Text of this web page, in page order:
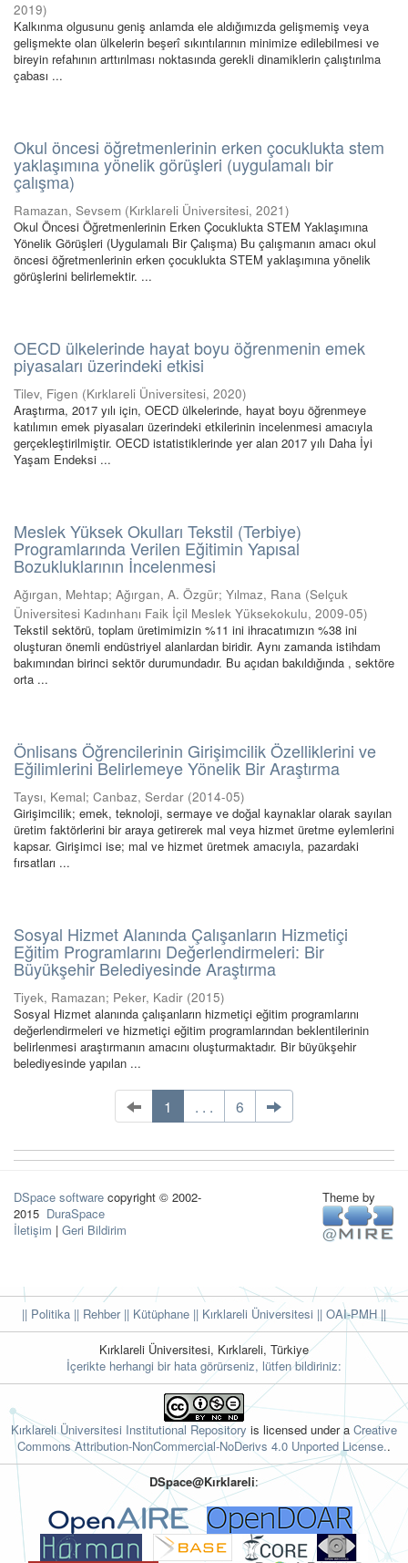
2019)
Kalkınma olgusunu geniş anlamda ele aldığımızda gelişmemiş veya
gelişmekte olan ülkelerin beşerî sıkıntılarının minimize edilebilmesi ve
bireyin refahının arttırılması noktasında gerekli dinamiklerin çalıştırılma
çabası ...
Okul öncesi öğretmenlerinin erken çocuklukta stem
yaklaşımına yönelik görüşleri (uygulamalı bir
çalışma)
Ramazan, Sevsem (Kırklareli Üniversitesi, 2021)
Okul Öncesi Öğretmenlerinin Erken Çocuklukta STEM Yaklaşımına
Yönelik Görüşleri (Uygulamalı Bir Çalışma) Bu çalışmanın amacı okul
öncesi öğretmenlerinin erken çocuklukta STEM yaklaşımına yönelik
görüşlerini belirlemektir. ...
OECD ülkelerinde hayat boyu öğrenmenin emek
piyasaları üzerindeki etkisi
Tilev, Figen (Kırklareli Üniversitesi, 2020)
Araştırma, 2017 yılı için, OECD ülkelerinde, hayat boyu öğrenmeye
katılımın emek piyasaları üzerindeki etkilerinin incelenmesi amacıyla
gerçekleştirilmiştir. OECD istatistiklerinde yer alan 2017 yılı Daha İyi
Yaşam Endeksi ...
Meslek Yüksek Okulları Tekstil (Terbiye)
Programlarında Verilen Eğitimin Yapısal
Bozukluklarının İncelenmesi
Ağırgan, Mehtap; Ağırgan, A. Özgür; Yılmaz, Rana (Selçuk
Üniversitesi Kadınhanı Faik İçil Meslek Yüksekokulu, 2009-05)
Tekstil sektörü, toplam üretimimizin %11 ini ihracatımızın %38 ini
oluşturan önemli endüstriyel alanlardan biridir. Aynı zamanda istihdam
bakımından birinci sektör durumundadır. Bu açıdan bakıldığında , sektöre
orta ...
Önlisans Öğrencilerinin Girişimcilik Özelliklerini ve
Eğilimlerini Belirlemeye Yönelik Bir Araştırma
Taysı, Kemal; Canbaz, Serdar (2014-05)
Girişimcilik; emek, teknoloji, sermaye ve doğal kaynaklar olarak sayılan
üretim faktörlerini bir araya getirerek mal veya hizmet üretme eylemlerini
kapsar. Girişimci ise; mal ve hizmet üretmek amacıyla, pazardaki
fırsatları ...
Sosyal Hizmet Alanında Çalışanların Hizmetiçi
Eğitim Programlarını Değerlendirmeleri: Bir
Büyükşehir Belediyesinde Araştırma
Tiyek, Ramazan; Peker, Kadir (2015)
Sosyal Hizmet alanında çalışanların hizmetiçi eğitim programlarını
değerlendirmeleri ve hizmetiçi eğitim programlarından beklentilerinin
belirlenmesi araştırmanın amacını oluşturmaktadır. Bir büyükşehir
belediyesinde yapılan ...
1 . . . 6
DSpace software copyright © 2002-
2015 DuraSpace
İletişim | Geri Bildirim
Theme by
|| Politika || Rehber|| Kütüphane || Kırklareli Üniversitesi || OAI-PMH ||
Kırklareli Üniversitesi, Kırklareli, Türkiye
İçerikte herhangi bir hata görürseniz, lütfen bildiriniz:
Kırklareli Üniversitesi Institutional Repository is licensed under a Creative
Commons Attribution-NonCommercial-NoDerivs 4.0 Unported License..
DSpace@Kırklareli: